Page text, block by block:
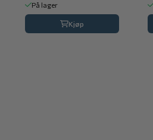
På lager
Kjøp